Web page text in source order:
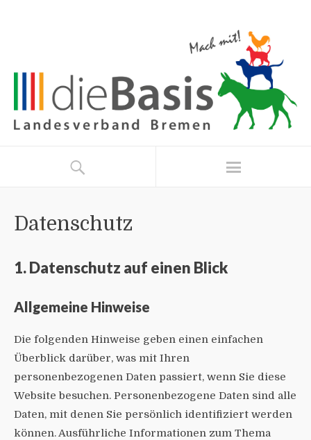
Datenschutz
1. Datenschutz auf einen Blick
Allgemeine Hinweise
Die folgenden Hinweise geben einen einfachen
Überblick darüber, was mit Ihren
personenbezogenen Daten passiert, wenn Sie diese
Website besuchen. Personenbezogene Daten sind alle
Daten, mit denen Sie persönlich identifiziert werden
können. Ausführliche Informationen zum Thema